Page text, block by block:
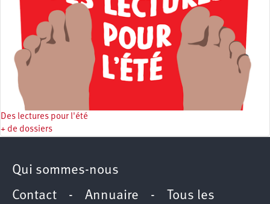
Des lectures pour l'été
+ de dossiers
Qui sommes-nous
Contact - Annuaire -
Tous les